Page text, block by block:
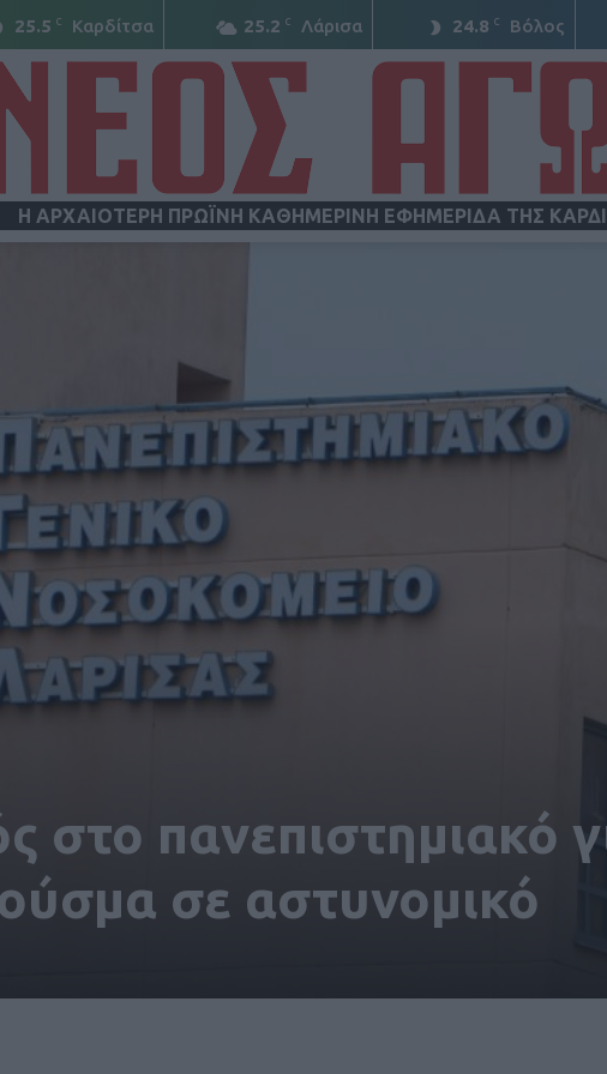
25.5 C Καρδίτσα 25.2 C Λάρισα 24.8 C Βόλος
Η ΑΡΧΑΙΟΤΕΡΗ ΠΡΩΪΝΗ ΚΑΘΗΜΕΡΙΝΗ ΕΦΗΜΕΡΙΔΑ ΤΗΣ
ΑΓΩΝ
στο πανεπιστημιακό
σε αστυνομικό